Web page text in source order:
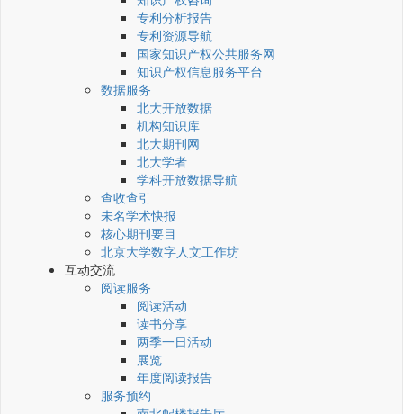
专利分析报告
专利资源导航
国家知识产权公共服务网
知识产权信息服务平台
数据服务
北大开放数据
机构知识库
北大期刊网
北大学者
学科开放数据导航
查收查引
未名学术快报
核心期刊要目
北京大学数字人文工作坊
互动交流
阅读服务
阅读活动
读书分享
两季一日活动
展览
年度阅读报告
服务预约